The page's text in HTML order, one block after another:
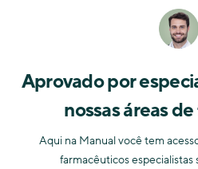
Aprovado por
nossas áreas
Aqui na Manual você tem
farmacêuticos especialistas